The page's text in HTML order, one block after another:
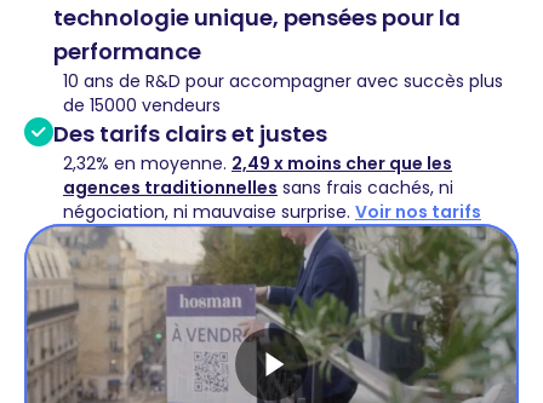
technologie unique, pensées pour la
performance
10 ans de R&D pour accompagner avec succès plus
de 15000 vendeurs
Des tarifs clairs et justes
2,32% en moyenne. 2,49 x moins cher que les
agences traditionnelles sans frais cachés, ni
négociation, ni mauvaise surprise. Voir nos tarifs